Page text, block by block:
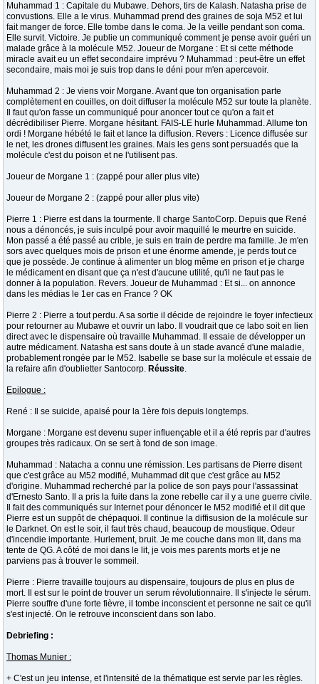
Muhammad 1 : Capitale du Mubawe. Dehors, tirs de Kalash. Natasha prise de
convustions. Elle a le virus. Muhammad prend des graines de soja M52 et lui
fait manger de force. Elle tombe dans le coma. Je la veille pendant son coma.
Elle survit. Victoire. Je publie un communiqué comment je pense avoir guéri un
malade grâce à la molécule M52. Joueur de Morgane : Et si cette méthode
miracle avait eu un effet secondaire imprévu ? Muhammad : peut-être un effet
secondaire, mais moi je suis trop dans le déni pour m'en apercevoir.
Muhammad 2 : Je viens voir Morgane. Avant que ton organisation parte
complètement en couilles, on doit diffuser la molécule M52 sur toute la planète.
Il faut qu'on fasse un communiqué pour anoncer tout ce qu'on a fait et
décrédibiliser Pierre. Morgane hésitant. FAIS-LE hurle Muhammad. Allume ton
ordi ! Morgane hébété le fait et lance la diffusion. Revers : Licence diffusée sur
le net, les drones diffusent les graines. Mais les gens sont persuadés que la
molécule c'est du poison et ne l'utilisent pas.
Joueur de Morgane 1 : (zappé pour aller plus vite)
Joueur de Morgane 2 : (zappé pour aller plus vite)
Pierre 1 : Pierre est dans la tourmente. Il charge SantoCorp. Depuis que René
nous a dénoncés, je suis inculpé pour avoir maquillé le meurtre en suicide.
Mon passé a été passé au crible, je suis en train de perdre ma famille. Je m'en
sors avec quelques mois de prison et une énorme amende, je perds tout ce
que je possède. Je continue à alimenter un blog même en prison et je charge
le médicament en disant que ça n'est d'aucune utilité, qu'il ne faut pas le
donner à la population. Revers. Joueur de Muhammad : Et si... on annonce
dans les médias le 1er cas en France ? OK
Pierre 2 : Pierre a tout perdu. A sa sortie il décide de rejoindre le foyer infectieux
pour retourner au Mubawe et ouvrir un labo. Il voudrait que ce labo soit en lien
direct avec le dispensaire où travaille Muhammad. Il essaie de développer un
autre médicament. Natasha est sans doute à un stade avancé d'une maladie,
probablement rongée par le M52. Isabelle se base sur la molécule et essaie de
la refaire afin d'oublietter Santocorp. Réussite.
Epilogue :
René : Il se suicide, apaisé pour la 1ère fois depuis longtemps.
Morgane : Morgane est devenu super influençable et il a été repris par d'autres
groupes très radicaux. On se sert à fond de son image.
Muhammad : Natacha a connu une rémission. Les partisans de Pierre disent
que c'est grâce au M52 modifié, Muhammad dit que c'est grâce au M52
d'origine. Muhammad recherché par la police de son pays pour l'assassinat
d'Ernesto Santo. Il a pris la fuite dans la zone rebelle car il y a une guerre civile.
Il fait des communiqués sur Internet pour dénoncer le M52 modifié et il dit que
Pierre est un suppôt de chépaquoi. Il continue la diffisusion de la molécule sur
le Darknet. On est le soir, il faut très chaud, beaucoup de moustique. Odeur
d'incendie importante. Hurlement, bruit. Je me couche dans mon lit, dans ma
tente de QG. A côté de moi dans le lit, je vois mes parents morts et je ne
parviens pas à trouver le sommeil.
Pierre : Pierre travaille toujours au dispensaire, toujours de plus en plus de
mort. Il est sur le point de trouver un serum révolutionnaire. Il s'injecte le sérum.
Pierre souffre d'une forte fièvre, il tombe inconscient et personne ne sait ce qu'il
s'est injecté. On le retrouve inconscient dans son labo.
Debriefing :
Thomas Munier :
+ C'est un jeu intense, et l'intensité de la thématique est servie par les règles.